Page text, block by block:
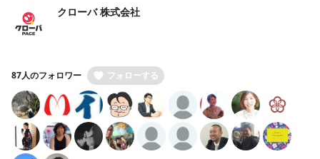
クローバ 株式会社
87人のフォロワー フォローする